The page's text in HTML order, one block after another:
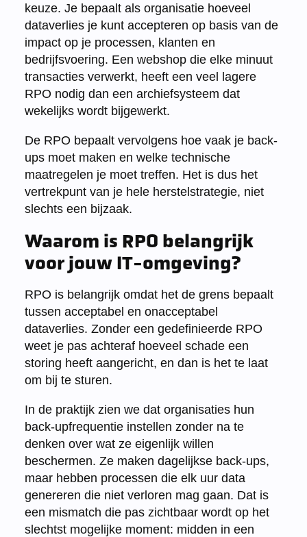
keuze. Je bepaalt als organisatie hoeveel
dataverlies je kunt accepteren op basis van de
impact op je processen, klanten en
bedrijfsvoering. Een webshop die elke minuut
transacties verwerkt, heeft een veel lagere
RPO nodig dan een archiefsysteem dat
wekelijks wordt bijgewerkt.
De RPO bepaalt vervolgens hoe vaak je back-
ups moet maken en welke technische
maatregelen je moet treffen. Het is dus het
vertrekpunt van je hele herstelstrategie, niet
slechts een bijzaak.
Waarom is RPO belangrijk
voor jouw IT-omgeving?
RPO is belangrijk omdat het de grens bepaalt
tussen acceptabel en onacceptabel
dataverlies. Zonder een gedefinieerde RPO
weet je pas achteraf hoeveel schade een
storing heeft aangericht, en dan is het te laat
om bij te sturen.
In de praktijk zien we dat organisaties hun
back-upfrequentie instellen zonder na te
denken over wat ze eigenlijk willen
beschermen. Ze maken dagelijkse back-ups,
maar hebben processen die elk uur data
genereren die niet verloren mag gaan. Dat is
een mismatch die pas zichtbaar wordt op het
slechtst mogelijke moment: midden in een